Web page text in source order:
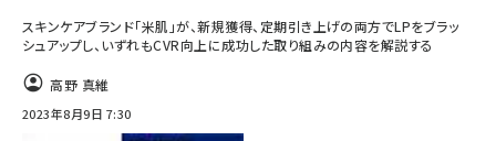
スキンケアブランド「米肌」が、新規獲得、定期引き上げの両方でLPをブラッ
シュアップし、いずれもCVR向上に成功した取り組みの内容を解説する
高野 真維
2023年8月9日 7:30